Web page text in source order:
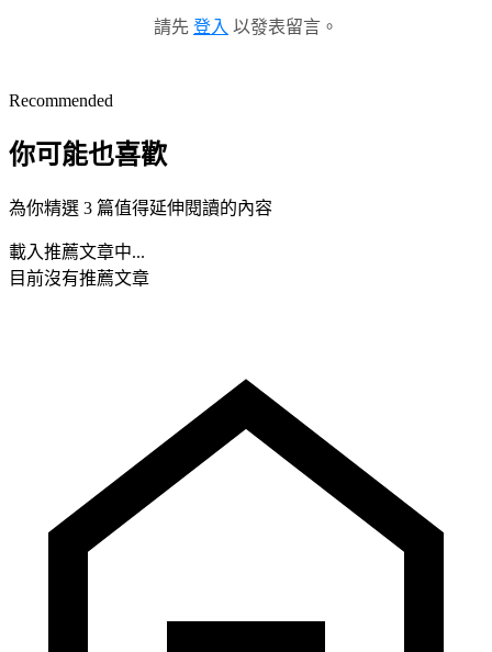
請先 登入 以發表留言。
Recommended
你可能也喜歡
為你精選 3 篇值得延伸閱讀的內容
載入推薦文章中...
目前沒有推薦文章